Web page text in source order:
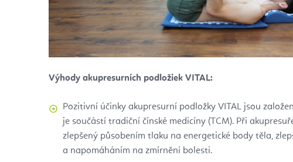
Výhody akupresurních podložiek VITAL:
Pozitivní účinky akupresurní podložky VITAL jsou
je součástí tradiční čínské medicíny (TCM). Při
zlepšený působením tlaku na energetické body těla,
a napomáháním na zmírnění bolesti.